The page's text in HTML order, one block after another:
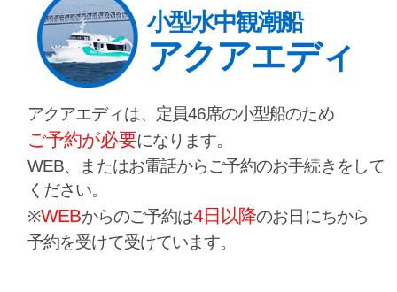
小型水中観潮船
アクアエディ
アクアエディは、定員46席の小型船のため
ご予約が必要になります。
WEB、またはお電話からご予約のお手続きをして
ください。
※WEBからのご予約は4日以降のお日にちから
予約を受けて受けています。